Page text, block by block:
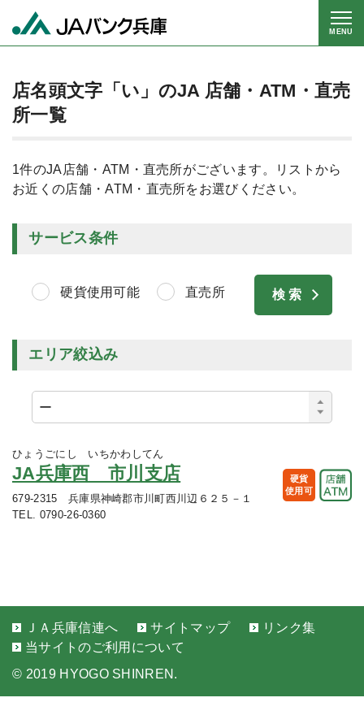
MENU
店名頭文字「い」のJA 店舗・ATM・直売
所一覧
1件のJA店舗・ATM・直売所がございます。リストから
お近くの店舗・ATM・直売所をお選びください。
ひょうごにし いちかわしてん
JA兵庫西 市川支店
679-2315 兵庫県神崎郡市川町西川辺６２５－１
TEL. 0790-26-0360
硬貨
使用可
サービス条件
硬貨使用可能 直売所
エリア絞込み
ＪＡ兵庫信連へ サイトマップ
リンク集
当サイトのご利用について
© 2019 HYOGO SHINREN.